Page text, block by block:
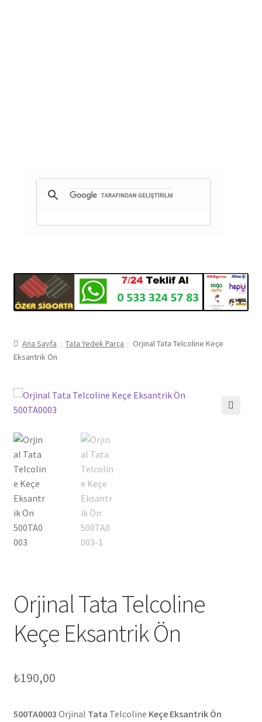
Ana Sayfa Tata Yedek Parça
Orjinal Tata Telcoline Keçe
Eksantrik Ön
Orjinal Tata Telcoline
Keçe Eksantrik Ön
₺190,00
500TA0003 Orjinal Tata Telcoline Keçe Eksantrik Ön